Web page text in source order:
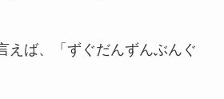
えば、「ずぐだんずんぶんぐ